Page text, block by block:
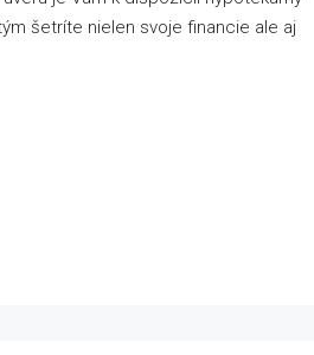
šetríte nielen svoje financie ale aj